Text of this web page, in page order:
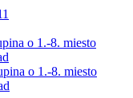
o 1.-8. miesto
o 1.-8. miesto